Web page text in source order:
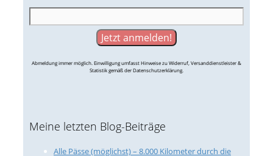
Abmeldung immer möglich. Einwilligung umfasst Hinweise zu Widerruf, Versanddienstleister &
Statistik gemäß der Datenschutzerklärung.
Meine letzten Blog-Beiträge
Alle Pässe (möglichst) – 8.000 Kilometer durch die